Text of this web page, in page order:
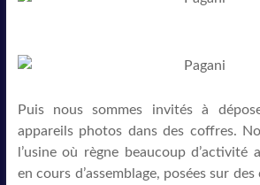
Puis nous sommes invités à
appareils photos dans des coffres.
l’usine où règne beaucoup
en cours d’assemblage, posées sur